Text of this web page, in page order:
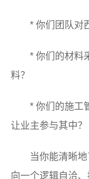
* 你们团队对
* 你们的材料
料？
* 你们的施工
让业主参与其中？
当你能清晰
向一个逻辑自洽